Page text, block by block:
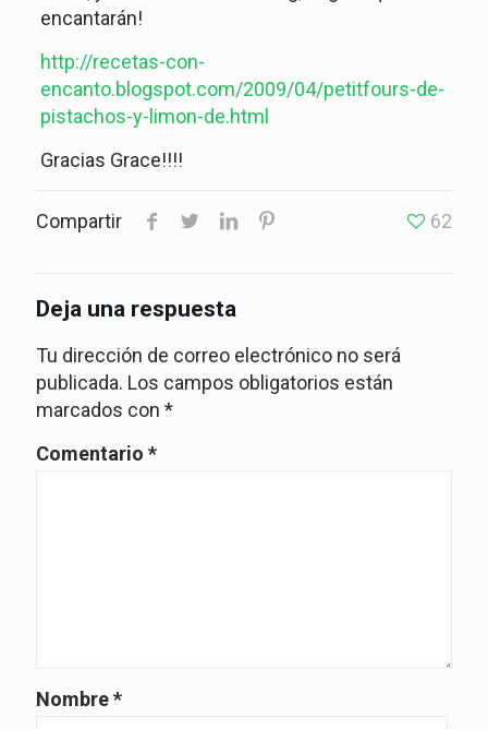
encantarán!
http://recetas-con-
encanto.blogspot.com/2009/04/petitfours-de-
pistachos-y-limon-de.html
Gracias Grace!!!!
Compartir 62
Deja una respuesta
Tu dirección de correo electrónico no será
publicada. Los campos obligatorios están
marcados con *
Comentario *
Nombre*